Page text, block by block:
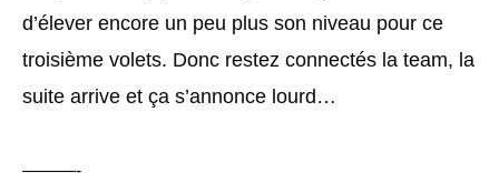
d’élever encore un peu plus son niveau pour ce
troisième volets. Donc restez connectés la team, la
suite arrive et ça s’annonce lourd…
———-